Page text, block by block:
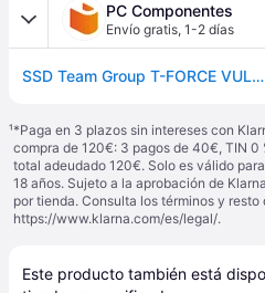
PC Componentes
Envío gratis, 1-2 días
SSD Team Group T-FORCE VULCAN Z 256GB 2.5" 3D NAND SATA III 520MB/s 450MB/s
¹*Paga en 3 plazos sin intereses con
compra de 120€: 3 pagos de 40€, TIN 0
total adeudado 120€. Solo es válido
18 años. Sujeto a la aprobación de
por tienda. Consulta los términos y resto
https://www.klarna.com/es/legal/.
Este producto también está